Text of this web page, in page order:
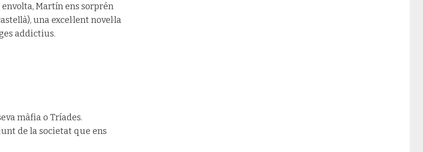
Martín ens sorprén
una excel·lent novel·la
addictius.
màfia o Tríades.
de la societat que ens